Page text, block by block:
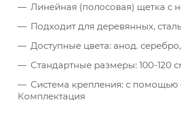
Линейная (полосовая) щетка
Подходит для деревянных,
Доступные цвета: анод.
Стандартные размеры: 100-120
Система крепления: с
Комплектация